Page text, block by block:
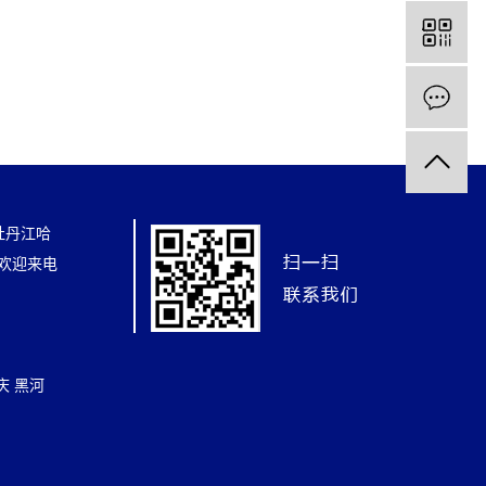
丹江哈
迎来电
黑河